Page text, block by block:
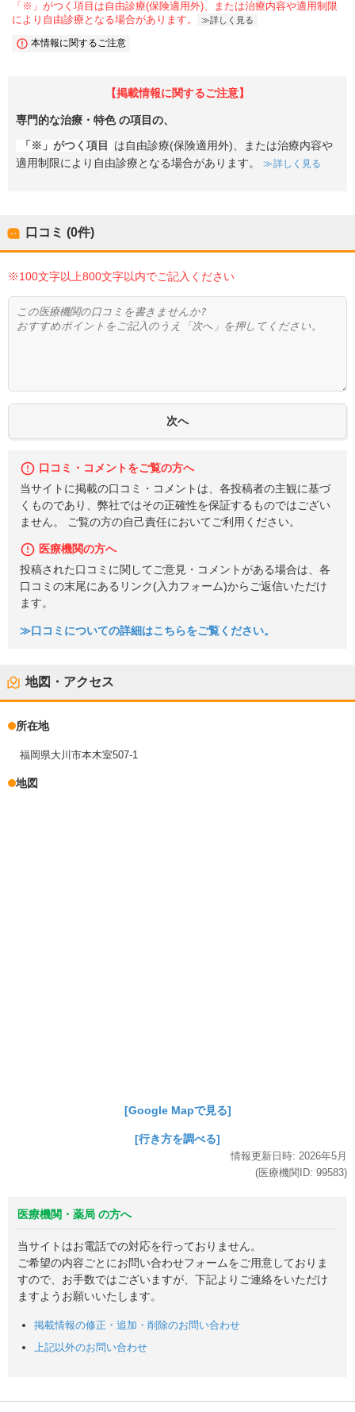
「※」がつく項目は自由診療(保険適用外)、または治療内容や適用制限
により自由診療となる場合があります。
詳しく見る
本情報に関するご注意
【掲載情報に関するご注意】
専門的な治療・特色の項目の、
「※」がつく項目
は自由診療(保険適用外)、または治療内容や
適用制限により自由診療となる場合があります。
詳しく見る
口コミ (0件)
※100文字以上800文字以内でご記入ください
口コミ・コメントをご覧の方へ
当サイトに掲載の口コミ・コメントは、各投稿者の主観に基づ
くものであり、弊社ではその正確性を保証するものではござい
ません。 ご覧の方の自己責任においてご利用ください。
医療機関の方へ
投稿された口コミに関してご意見・コメントがある場合は、各
口コミの末尾にあるリンク(入力フォーム)からご返信いただけ
ます。
≫口コミについての詳細はこちらをご覧ください。
地図・アクセス
所在地
福岡県大川市本木室507-1
地図
[Google Mapで見る]
[行き方を調べる]
情報更新日時: 2026年5月
(医療機関ID: 99583)
医療機関・薬局 の方へ
当サイトはお電話での対応を行っておりません。
ご希望の内容ごとにお問い合わせフォームをご用意しておりま
すので、お手数ではございますが、下記よりご連絡をいただけ
ますようお願いいたします。
掲載情報の修正・追加・削除のお問い合わせ
上記以外のお問い合わせ